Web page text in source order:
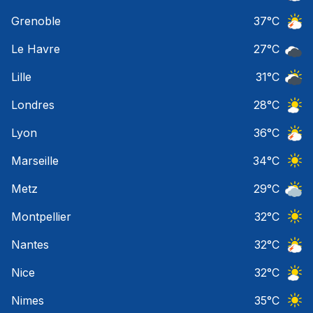
Grenoble
37°C
Le Havre
27°C
Lille
31°C
Londres
28°C
Lyon
36°C
Marseille
34°C
Metz
29°C
Montpellier
32°C
Nantes
32°C
Nice
32°C
Nimes
35°C